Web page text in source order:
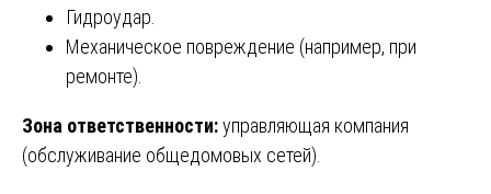
Гидроудар.
Механическое повреждение (например, при
ремонте).
Зона ответственности:управляющая компания
(обслуживание общедомовых сетей).